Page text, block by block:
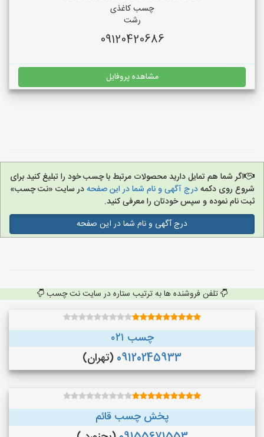
چسب کاغذی
رشت
09120420686
مشاهده پروفایل
اگر شما هم تمایل دارید محصولات مرتبط با چسب خود را تبلیغ کنید برای
شروع روی دکمهدرج آگهی و نام شما در این صفحهدر سایت «نت چسب»
ثبت نام نموده و سپس خودتان را معرفی کنید.
درج آگهی و نام شما در این صفحه
تلفن فروشنده ها به ترتیب ستاره در سایت نت چسب
چسب ۰۲۱
09120245933 (تهران)
پخش چسب قائم